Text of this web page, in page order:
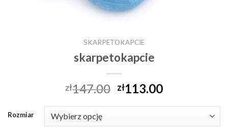
SKARPETOKAPCIE
skarpetokapcie
zł147.00 zł113.00
Rozmiar